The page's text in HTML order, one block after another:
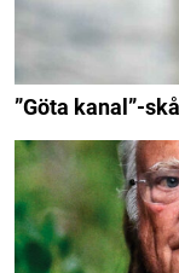
”Göta kanal”-